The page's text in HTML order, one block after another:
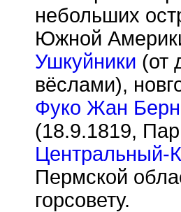
небольших
Южной
Ушкуйники (от
вёслами),
Фуко Жан
(18.9.1819,
Центральный-
Пермской
горсовету.